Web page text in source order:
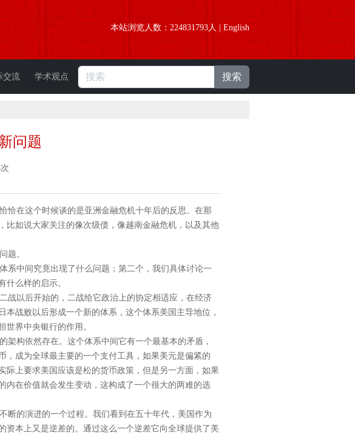
本站浏览人数： 224831793人 | English
交流 学术观点 搜索
问题
次
在这个时候谈的是亚洲金融危机十年后的反思。在那
比如说大家关注的像次级债，像越南金融危机，以及其他
题。
中间究竟出现了什么问题；第二个，我们具体讨论一
什么样的启示。
以后开始的，二战给它政治上的协定相适应，在经济
战败以后形成一个新的体系，这个体系美国主导地位，
界中央银行的作用。
构依然存在。这个体系中间它有一个最基本的矛盾，
，成为全球最主要的一个支付工具，如果美元是偏紧的
上要求美国应该是松的货币政策，但是另一方面，如果
内在价值就会发生变动，这构成了一个很大的两难的选
的演进的一个过程。我们看到在五十年代，美国作为
本上又是逆差的。通过这么一个逆差它向全球提供了美